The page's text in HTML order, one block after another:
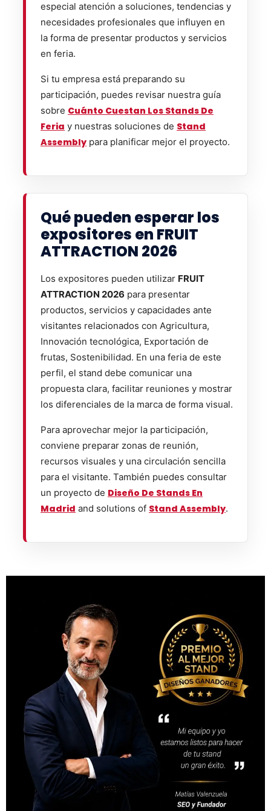
especial atención a soluciones, tendencias y
necesidades profesionales que influyen en
la forma de presentar productos y servicios
en feria.
Si tu empresa está preparando su
participación, puedes revisar nuestra guía
sobre Cuánto Cuestan Los Stands De
Feria y nuestras soluciones de Stand
Assembly para planificar mejor el proyecto.
Qué pueden esperar los
expositores en FRUIT
ATTRACTION 2026
Los expositores pueden utilizar FRUIT
ATTRACTION 2026 para presentar
productos, servicios y capacidades ante
visitantes relacionados con Agricultura,
Innovación tecnológica, Exportación de
frutas, Sostenibilidad. En una feria de este
perfil, el stand debe comunicar una
propuesta clara, facilitar reuniones y mostrar
los diferenciales de la marca de forma visual.
Para aprovechar mejor la participación,
conviene preparar zonas de reunión,
recursos visuales y una circulación sencilla
para el visitante. También puedes consultar
un proyecto de Diseño De Stands En
Madrid and solutions of Stand Assembly.